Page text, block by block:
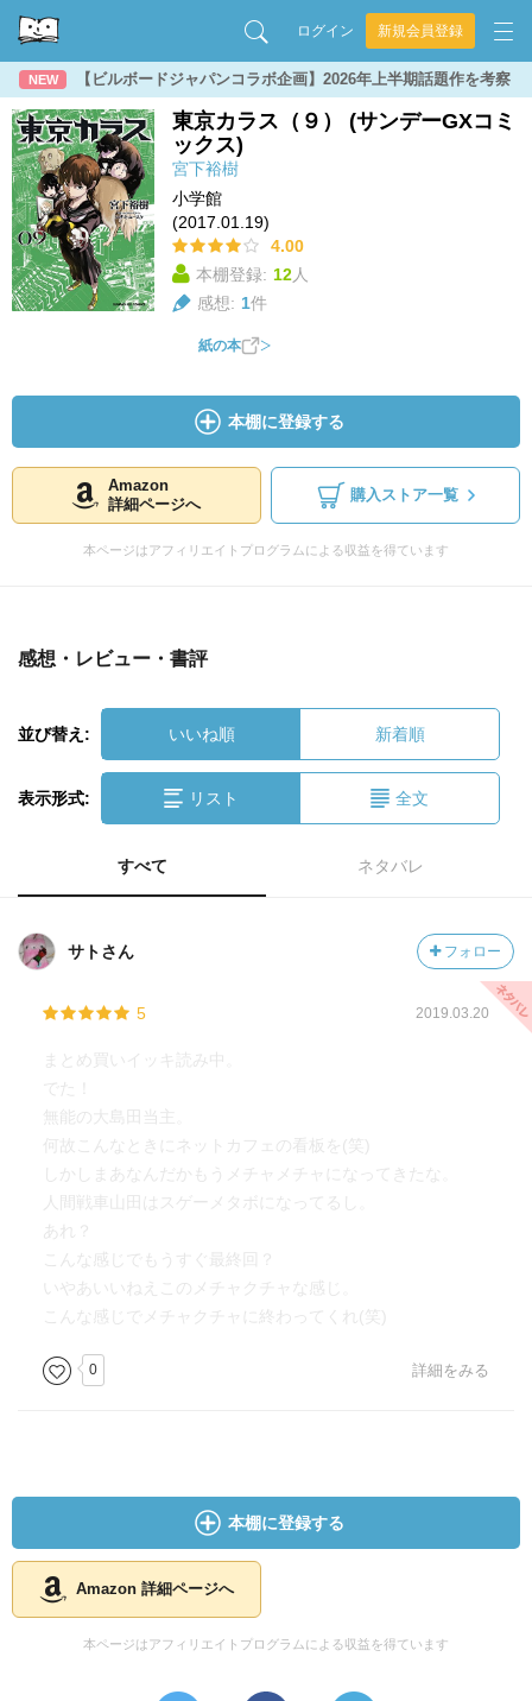
ログイン 新規会員登録
NEW 【ビルボードジャパンコラボ企画】2026年上半期話題作を考察
東京カラス（９） (サンデーGXコミ
ックス)
宮下裕樹
小学館
(2017.01.19)
4.00
本棚登録: 12人
感想: 1件
紙の本
本棚に登録する
Amazon
詳細ページへ
購入ストア一覧
本ページはアフィリエイトプログラムによる収益を得ています
感想・レビュー・書評
並び替え: いいね順 新着順
表示形式: リスト 全文
すべて ネタバレ
サトさん フォロー
5 2019.03.20
まとめ買いイッキ読み中。
でた！
無能の大島田当主。
何故こんなときにネットカフェの看板を(笑)
しかしまあなんだかもうメチャメチャになってきたな。
人間戦車山田はスゲーメタボになってるし。
あれ？
こんな感じでもうすぐ最終回？
いやあいいねえこのメチャクチャな感じ。
こんな感じでメチャクチャに終わってくれ(笑)
0 詳細をみる
本棚に登録する
Amazon 詳細ページへ
本ページはアフィリエイトプログラムによる収益を得ています